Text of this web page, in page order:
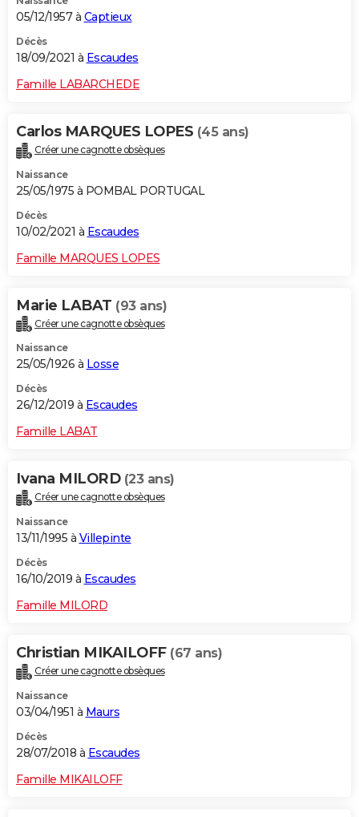
05/12/1957 à Captieux
Décès
18/09/2021 à Escaudes
Famille LABARCHEDE
Carlos MARQUES LOPES (45 ans)
Créer une cagnotte obsèques
Naissance
25/05/1975 à POMBAL PORTUGAL
Décès
10/02/2021 à Escaudes
Famille MARQUES LOPES
Marie LABAT (93 ans)
Créer une cagnotte obsèques
Naissance
25/05/1926 à Losse
Décès
26/12/2019 à Escaudes
Famille LABAT
Ivana MILORD (23 ans)
Créer une cagnotte obsèques
Naissance
13/11/1995 à Villepinte
Décès
16/10/2019 à Escaudes
Famille MILORD
Christian MIKAILOFF (67 ans)
Créer une cagnotte obsèques
Naissance
03/04/1951 à Maurs
Décès
28/07/2018 à Escaudes
Famille MIKAILOFF